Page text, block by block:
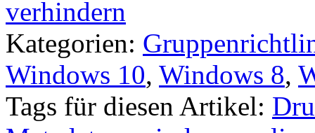
verhindern
Kategorien:
Windows 10, Windows 8,
Tags für diesen Artikel: